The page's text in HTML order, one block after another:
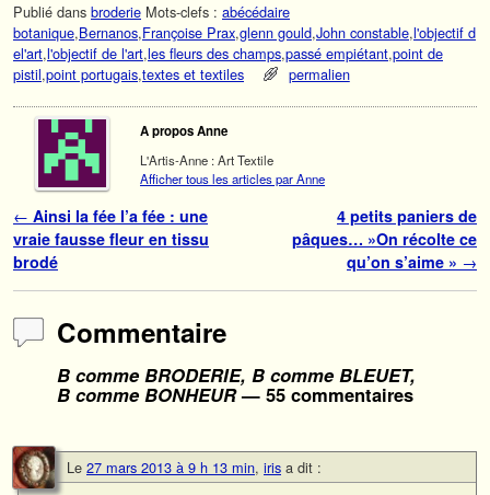
Publié dans broderie Mots-clefs : abécédaire
botanique,Bernanos,Françoise Prax,glenn gould,John constable,l'objectif d
el'art,l'objectif de l'art,les fleurs des champs,passé empiétant,point de
pistil,point portugais,textes et textiles permalien
A propos Anne
L'Artis-Anne : Art Textile
Afficher tous les articles par Anne
Navigation des articles
← Ainsi la fée l’a fée : une
vraie fausse fleur en tissu
brodé
4 petits paniers de
pâques… »On récolte ce
qu’on s’aime » →
Commentaire
B comme BRODERIE, B comme BLEUET,
B comme BONHEUR— 55 commentaires
Le 27 mars 2013 à 9 h 13 min, iris a dit :